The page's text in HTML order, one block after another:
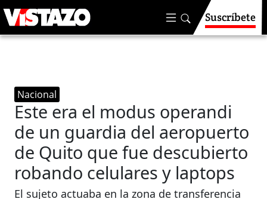
Suscríbete
Nacional
Este era el modus operandi
de un guardia del aeropuerto
de Quito que fue descubierto
robando celulares y laptops
El sujeto actuaba en la zona de transferencia